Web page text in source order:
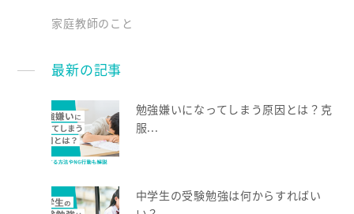
家庭教師のこと
最新の記事
勉強嫌いになってしまう原因とは？克
服...
中学生の受験勉強は何からすればい